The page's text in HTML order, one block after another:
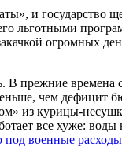
и государство
огромных
В прежние
чем дефицит
из курицы-
все хуже:
под военные